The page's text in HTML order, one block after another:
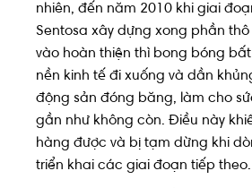
nhiên, đến năm 2010 khi giai
Sentosa xây dựng xong phần
vào hoàn thiện thì bong bóng
nền kinh tế đi xuống và dần
động sản đóng băng, làm cho
gần như không còn. Điều này
hàng được và bị tạm dừng khi
triển khai các giai đoạn tiếp theo.